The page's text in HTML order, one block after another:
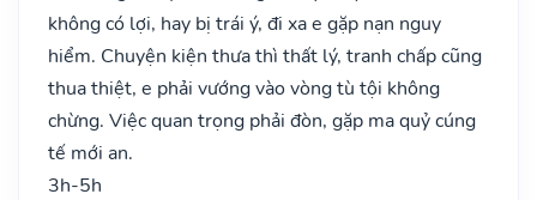
không có lợi, hay bị trái ý, đi xa e gặp nạn nguy
hiểm. Chuyện kiện thưa thì thất lý, tranh chấp cũng
thua thiệt, e phải vướng vào vòng tù tội không
chừng. Việc quan trọng phải đòn, gặp ma quỷ cúng
tế mới an.
3h-5h